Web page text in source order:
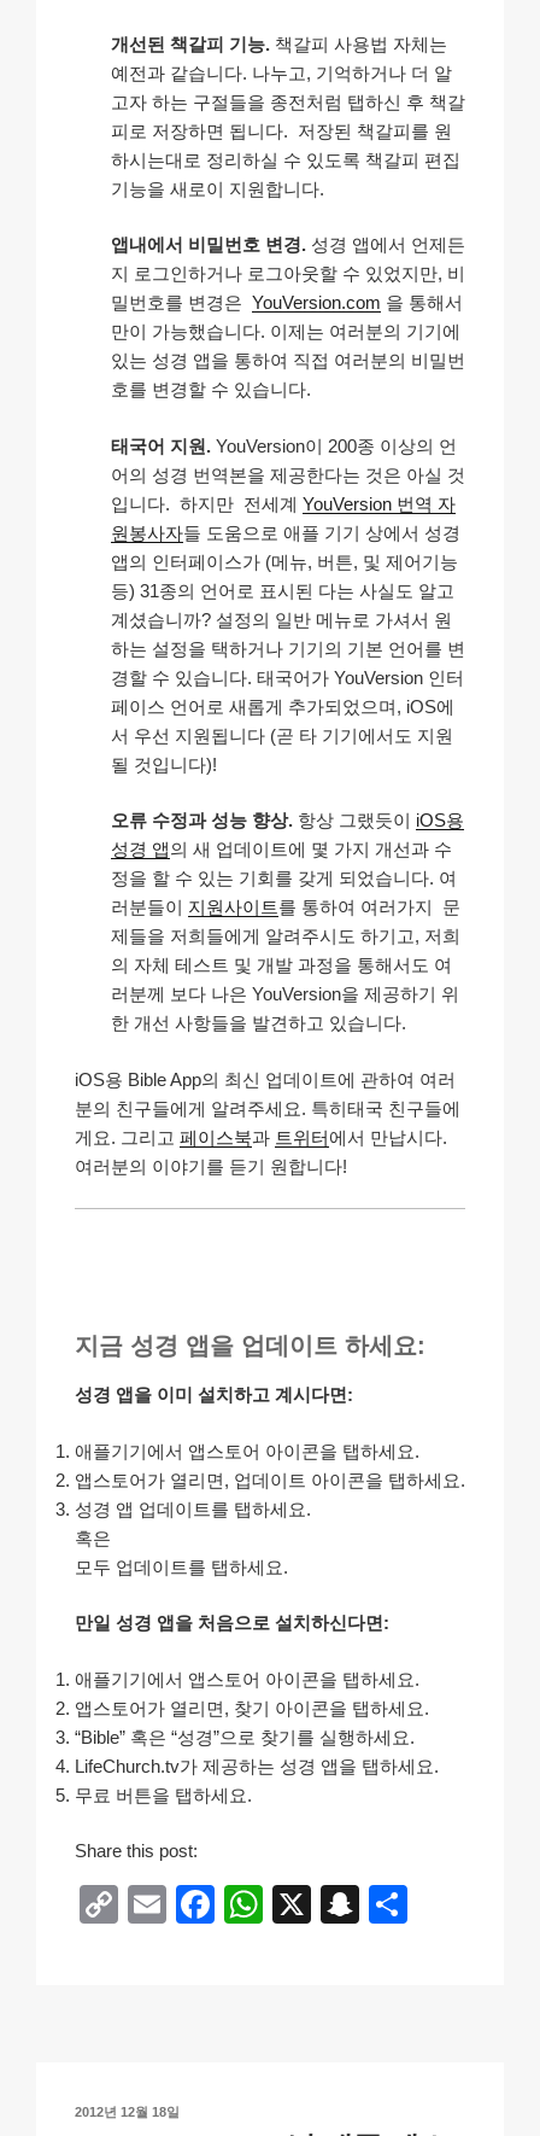
개선된 책갈피 기능. 책갈피 사용법 자체는
예전과 같습니다. 나누고, 기억하거나 더 알
고자 하는 구절들을 종전처럼 탭하신 후 책갈
피로 저장하면 됩니다. 저장된 책갈피를 원
하시는대로 정리하실 수 있도록 책갈피 편집
기능을 새로이 지원합니다.
앱내에서 비밀번호 변경. 성경 앱에서 언제든
지 로그인하거나 로그아웃할 수 있었지만, 비
밀번호를 변경은 YouVersion.com 을 통해서
만이 가능했습니다. 이제는 여러분의 기기에
있는 성경 앱을 통하여 직접 여러분의 비밀번
호를 변경할 수 있습니다.
태국어 지원. YouVersion이 200종 이상의 언
어의 성경 번역본을 제공한다는 것은 아실 것
입니다. 하지만 전세계 YouVersion 번역 자
원봉사자들 도움으로 애플 기기 상에서 성경
앱의 인터페이스가 (메뉴, 버튼, 및 제어기능
등) 31종의 언어로 표시된 다는 사실도 알고
계셨습니까? 설정의 일반 메뉴로 가셔서 원
하는 설정을 택하거나 기기의 기본 언어를 변
경할 수 있습니다. 태국어가 YouVersion 인터
페이스 언어로 새롭게 추가되었으며, iOS에
서 우선 지원됩니다 (곧 타 기기에서도 지원
될 것입니다)!
오류 수정과 성능 향상. 항상 그랬듯이 iOS용
성경 앱의 새 업데이트에 몇 가지 개선과 수
정을 할 수 있는 기회를 갖게 되었습니다. 여
러분들이 지원사이트를 통하여 여러가지 문
제들을 저희들에게 알려주시도 하기고, 저희
의 자체 테스트 및 개발 과정을 통해서도 여
러분께 보다 나은 YouVersion을 제공하기 위
한 개선 사항들을 발견하고 있습니다.
iOS용 Bible App의 최신 업데이트에 관하여 여러
분의 친구들에게 알려주세요. 특히태국 친구들에
게요. 그리고 페이스북과 트위터에서 만납시다.
여러분의 이야기를 듣기 원합니다!
지금 성경 앱을 업데이트 하세요:
성경 앱을 이미 설치하고 계시다면:
애플기기에서 앱스토어 아이콘을 탭하세요.
앱스토어가 열리면, 업데이트 아이콘을 탭하세요.
성경 앱 업데이트를 탭하세요.
혹은
모두 업데이트를 탭하세요.
만일 성경 앱을 처음으로 설치하신다면:
애플기기에서 앱스토어 아이콘을 탭하세요.
앱스토어가 열리면, 찾기 아이콘을 탭하세요.
“Bible” 혹은 “성경”으로 찾기를 실행하세요.
LifeChurch.tv가 제공하는 성경 앱을 탭하세요.
무료 버튼을 탭하세요.
Share this post:
C
n
E
F
W
X
S
작
2012년 12월 18일